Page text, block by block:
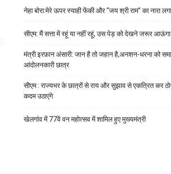
नेहा बोरा:मेरे ऊपर स्याही फेंकी और “जय श्री राम” का नारा
सीएम: मैं सत्ता में रहूं या नहीं रहूं, उस पेड़ को देखने जरूर आऊंगा
मंत्री इरफ़ान अंसारी: जान है तो जहान है,अनशन-धरना को
आंदोलनकारी छात्र
सीएम : राज्यभर के छात्रों से राय और सुझाव से एकत्रित कर
कदम उठाएंगे
खेलगांव में 77वें वन महोत्सव में शामिल हुए मुख्यमंत्री